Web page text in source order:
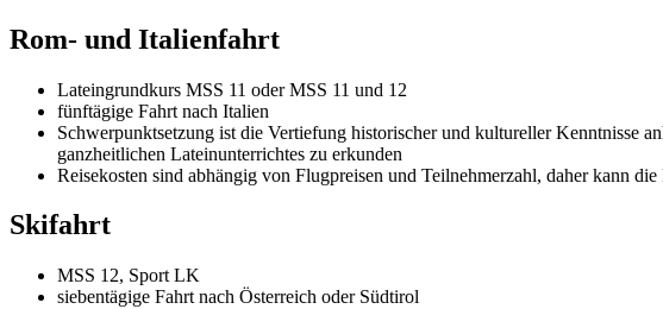
Rom- und Italienfahrt
Lateingrundkurs MSS 11 oder MSS 11 und 12
fünftägige Fahrt nach Italien
Schwerpunktsetzung ist die Vertiefung historischer und kultureller Kenntnisse
ganzheitlichen Lateinunterrichtes zu erkunden
Reisekosten sind abhängig von Flugpreisen und Teilnehmerzahl, daher kann
Skifahrt
MSS 12, Sport LK
siebentägige Fahrt nach Österreich oder Südtirol